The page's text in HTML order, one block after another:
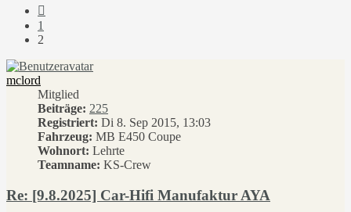
1
2
mclord
Mitglied
Beiträge: 225
Registriert: Di 8. Sep 2015, 13:03
Fahrzeug: MB E450 Coupe
Wohnort: Lehrte
Teamname: KS-Crew
Re: [9.8.2025] Car-Hifi Manufaktur AYA